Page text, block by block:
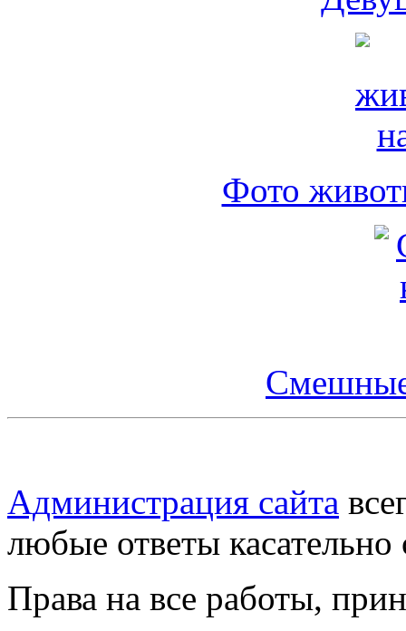
Фото
Администрация сайта
любые ответы касательно
Права на все работы,